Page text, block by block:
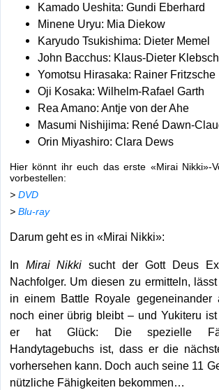
Kamado Ueshita: Gundi Eberhard
Minene Uryu: Mia Diekow
Karyudo Tsukishima: Dieter Memel
John Bacchus: Klaus-Dieter Klebsch
Yomotsu Hirasaka: Rainer Fritzsche
Oji Kosaka: Wilhelm-Rafael Garth
Rea Amano: Antje von der Ahe
Masumi Nishijima: René Dawn-
Orin Miyashiro: Clara Dews
Hier könnt ihr euch das erste «Mirai Nikki»-
vorbestellen:
>DVD
> Blu-ray
Darum geht es in «Mirai Nikki»:
In Mirai Nikkisucht der Gott Deus
Nachfolger. Um diesen zu ermitteln,
in einem Battle Royale gegeneinander
noch einer übrig bleibt – und Yukiteru
er hat Glück: Die spezielle
Handytagebuchs ist, dass er die
vorhersehen kann. Doch auch seine 11
nützliche Fähigkeiten bekommen…